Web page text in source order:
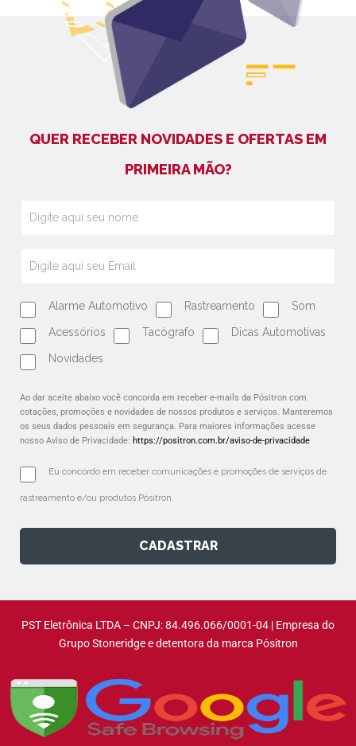
QUER RECEBER NOVIDADES E OFERTAS EM
PRIMEIRA MÃO?
Alarme Automotivo Rastreamento Som
Acessórios Tacógrafo Dicas Automotivas
Novidades
Ao dar aceite abaixo você concorda em receber e-mails da Pósitron com
cotações, promoções e novidades de nossos produtos e serviços. Manteremos
os seus dados pessoais em segurança. Para maiores informações acesse
nosso Aviso de Privacidade: https://positron.com.br/aviso-de-privacidade
Eu concordo em receber comunicações e promoções de serviços de
rastreamento e/ou produtos Pósitron.
CADASTRAR
PST Eletrônica LTDA – CNPJ: 84.496.066/0001-04 | Empresa do
Grupo Stoneridge e detentora da marca Pósitron